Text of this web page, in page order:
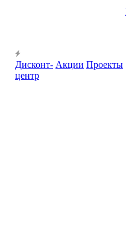
Дисконт-
центр
Акции Проекты